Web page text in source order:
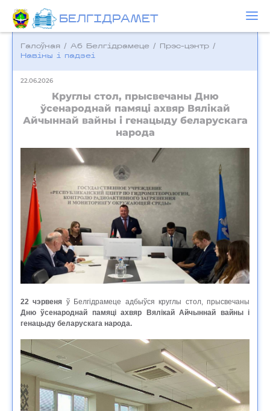
БЕЛГIДРAМЕТ
Галоўная / Аб Белгідрамеце / Прэс-цэнтр /
Навіны і падзеі
22.06.2026
Круглы стол, прысвечаны Дню
ўсенароднай памяці ахвяр Вялікай
Айчыннай вайны і генацыду беларускага
народа
22 чэрвеня ў Белгідрамеце адбыўся круглы стол, прысвечаны
Дню ўсенароднай памяці ахвяр Вялікай Айчыннай вайны і
генацыду беларускага народа.